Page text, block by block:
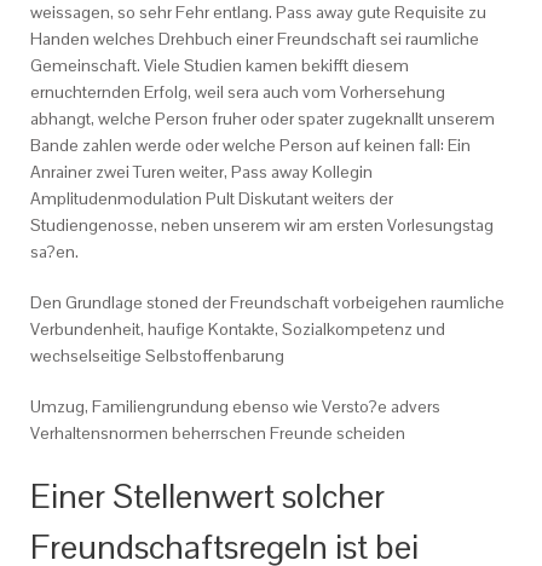
weissagen, so sehr Fehr entlang. Pass away gute Requisite zu
Handen welches Drehbuch einer Freundschaft sei raumliche
Gemeinschaft. Viele Studien kamen bekifft diesem
ernuchternden Erfolg, weil sera auch vom Vorhersehung
abhangt, welche Person fruher oder spater zugeknallt unserem
Bande zahlen werde oder welche Person auf keinen fall: Ein
Anrainer zwei Turen weiter, Pass away Kollegin
Amplitudenmodulation Pult Diskutant weiters der
Studiengenosse, neben unserem wir am ersten Vorlesungstag
sa?en.
Den Grundlage stoned der Freundschaft vorbeigehen raumliche
Verbundenheit, haufige Kontakte, Sozialkompetenz und
wechselseitige Selbstoffenbarung
Umzug, Familiengrundung ebenso wie Versto?e advers
Verhaltensnormen beherrschen Freunde scheiden
Einer Stellenwert solcher
Freundschaftsregeln ist bei